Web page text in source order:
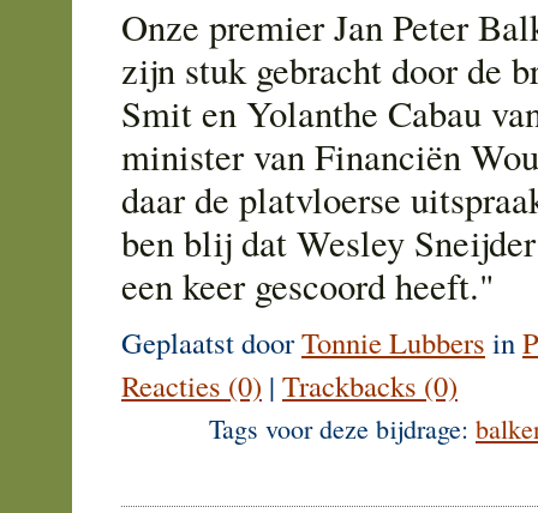
Onze premier Jan Peter
zijn stuk gebracht door de
Smit en Yolanthe Cabau
minister van Financiën
daar de platvloerse
ben blij dat Wesley
een keer gescoord heeft."
Geplaatst doorTonnie Lubbers in
Reacties (0) | Trackbacks (0)
Tags voor deze bijdrage: